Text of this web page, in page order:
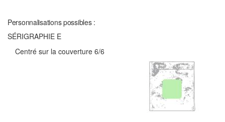
Personnalisations possibles :
SÉRIGRAPHIE E
Centré sur la couverture 6/6